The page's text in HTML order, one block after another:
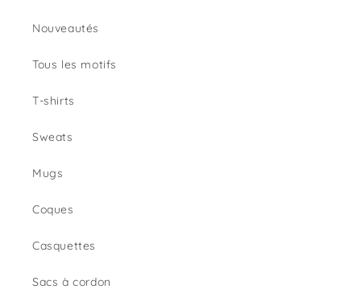
Nouveautés
Tous les motifs
T-shirts
Sweats
Mugs
Coques
Casquettes
Sacs à cordon